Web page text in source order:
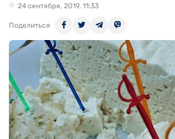
24 сентября, 2019, 11:33
Поделиться